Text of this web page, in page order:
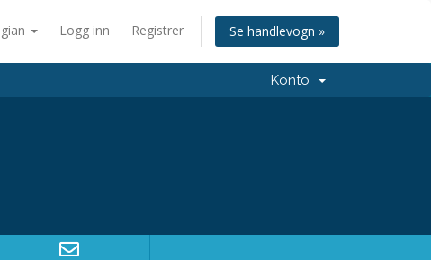
Logg inn Registrer Se handlevogn »
Konto